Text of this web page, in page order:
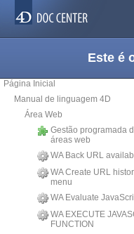
Este é
Página Inicial
Manual de linguagem 4D
Área Web
Gestão programada
áreas web
WA Back URL
WA Create URL
menu
WA Evaluate
WA EXECUTE
FUNCTION